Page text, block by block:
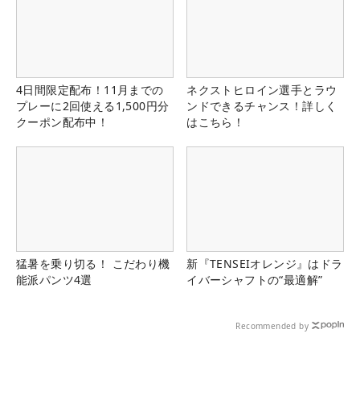
4日間限定配布！11月までの
プレーに2回使える1,500円分
クーポン配布中！
ネクストヒロイン選手とラウ
ンドできるチャンス！詳しく
はこちら！
猛暑を乗り切る！ こだわり機
能派パンツ4選
新『TENSEIオレンジ』はドラ
イバーシャフトの“最適解”
Recommended by